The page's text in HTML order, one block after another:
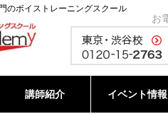
のボイストレーニングスクール
お
講師紹介 イベント情報